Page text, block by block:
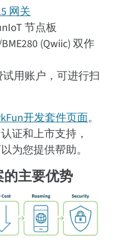
网关
节点板
(Qwiic) 双作
试用账户，可进行扫
开发套件页面。
证和上市支持，
为您提供帮助。
的主要优势